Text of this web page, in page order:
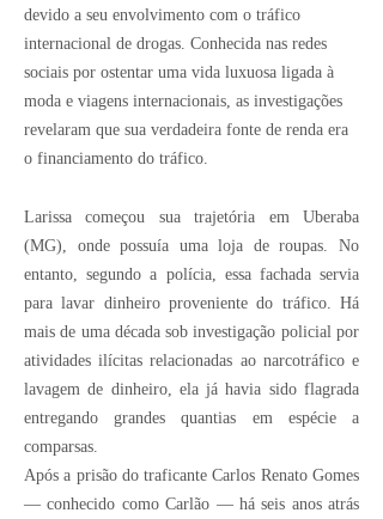
devido a seu envolvimento com o tráfico
internacional de drogas. Conhecida nas redes
sociais por ostentar uma vida luxuosa ligada à
moda e viagens internacionais, as investigações
revelaram que sua verdadeira fonte de renda era
o financiamento do tráfico.
Larissa começou sua trajetória em Uberaba
(MG), onde possuía uma loja de roupas. No
entanto, segundo a polícia, essa fachada servia
para lavar dinheiro proveniente do tráfico. Há
mais de uma década sob investigação policial por
atividades ilícitas relacionadas ao narcotráfico e
lavagem de dinheiro, ela já havia sido flagrada
entregando grandes quantias em espécie a
comparsas.
Após a prisão do traficante Carlos Renato Gomes
— conhecido como Carlão — há seis anos atrás